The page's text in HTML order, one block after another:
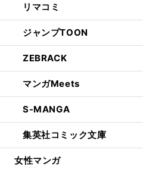
リマコミ
ジャンプTOON
ZEBRACK
マンガMeets
S-MANGA
集英社コミック文庫
女性マンガ